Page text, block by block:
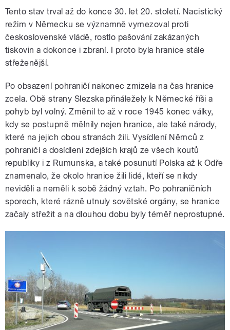
Tento stav trval až do konce 30. let 20. století. Nacistický
režim v Německu se významně vymezoval proti
československé vládě, rostlo pašování zakázaných
tiskovin a dokonce i zbraní. I proto byla hranice stále
střeženější.
Po obsazení pohraničí nakonec zmizela na čas hranice
zcela. Obě strany Slezska přináležely k Německé říši a
pohyb byl volný. Změnil to až v roce 1945 konec války,
kdy se postupně mělnily nejen hranice, ale také národy,
které na jejich obou stranách žili. Vysídlení Němců z
pohraničí a dosídlení zdejších krajů ze všech koutů
republiky i z Rumunska, a také posunutí Polska až k Odře
znamenalo, že okolo hranice žili lidé, kteří se nikdy
neviděli a neměli k sobě žádný vztah. Po pohraničních
sporech, které rázně utnuly sovětské orgány, se hranice
začaly střežit a na dlouhou dobu byly téměř neprostupné.